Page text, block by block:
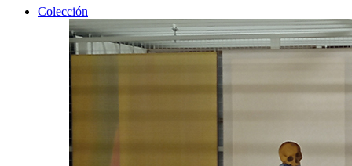
Colección